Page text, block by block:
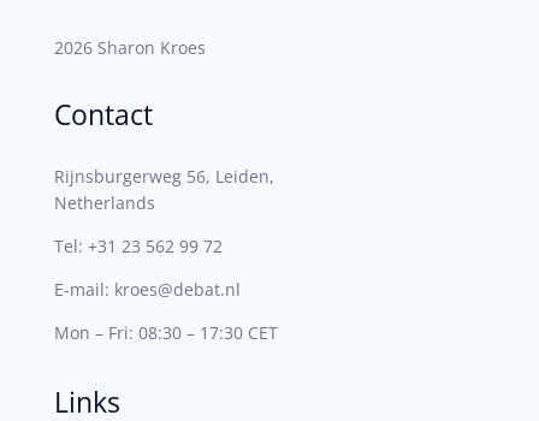
2026 Sharon Kroes
Contact
Rijnsburgerweg 56, Leiden,
Netherlands
Tel: +31 23 562 99 72
E-mail: kroes@debat.nl
Mon – Fri: 08:30 – 17:30 CET
Links